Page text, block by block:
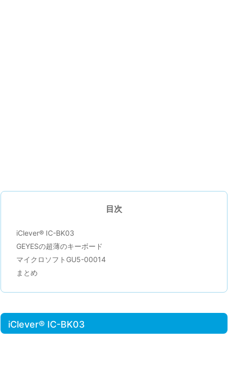
目次
iClever® IC-BK03
GEYESの超薄のキーボード
マイクロソフトGU5-00014
まとめ
iClever® IC-BK03